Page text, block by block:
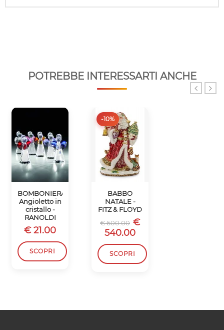
POTREBBE INTERESSARTI ANCHE
BOMBONIERA
Angioletto in
cristallo -
RANOLDI
€ 21.00
SCOPRI
-10%
BABBO
NATALE -
FITZ & FLOYD
€ 600.00 €
540.00
SCOPRI